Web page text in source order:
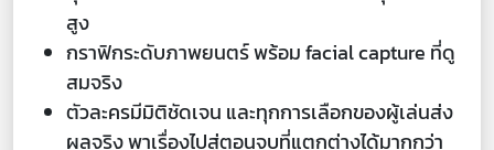
สูง
กราฟิกระดับภาพยนตร์ พร้อม facial capture ที่ดู
สมจริง
ตัวละครมีมิติชัดเจน และทุกการเลือกของผู้เล่นส่ง
ผลจริง พาเรื่องไปสู่ตอนจบที่แตกต่างได้มากกว่า